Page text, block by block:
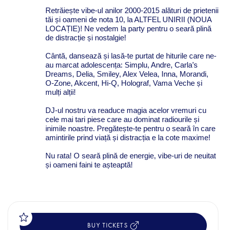
Retrăiește vibe-ul anilor 2000-2015 alături de prietenii
tăi și oameni de nota 10, la ALTFEL UNIRII (NOUA
LOCAȚIE)! Ne vedem la party pentru o seară plină
de distracție și nostalgie!
Cântă, dansează și lasă-te purtat de hiturile care ne-
au marcat adolescența: Simplu, Andre, Carla’s
Dreams, Delia, Smiley, Alex Velea, Inna, Morandi,
O-Zone, Akcent, Hi-Q, Holograf, Vama Veche și
mulți alții!
DJ-ul nostru va readuce magia acelor vremuri cu
cele mai tari piese care au dominat radiourile și
inimile noastre. Pregătește-te pentru o seară în care
amintirile prind viață și distracția e la cote maxime!
Nu rata! O seară plină de energie, vibe-uri de neuitat
și oameni faini te așteaptă!
BUY TICKETS